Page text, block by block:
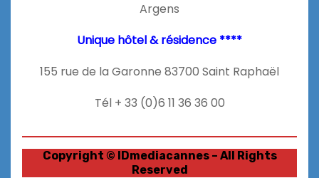
Argens
Unique hôtel & résidence ****
155 rue de la Garonne 83700 Saint Raphaël
Tél + 33 (0)6 11 36 36 00
Copyright © IDmediacannes – All Rights
Reserved